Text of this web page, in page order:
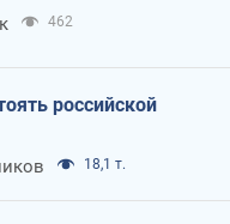
462
российской
18,1 т.